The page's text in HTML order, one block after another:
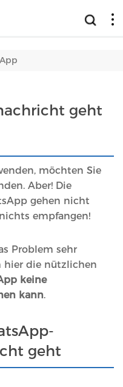
geht
möchten Sie
Aber! Die
gehen nicht
empfangen!
Problem sehr
hier die nützlichen
keine
kann.
geht